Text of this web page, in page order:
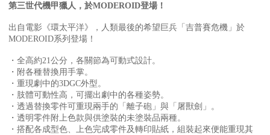
第三世代機甲獵人，於MODEROID登場！
出自電影《環太平洋》，人類最後的希望巨兵「吉普賽危機」於
MODEROID系列登場！
・全高約21公分，各關節為可動式設計。
・附各種替換用手掌。
・重現劇中的3DGC外型。
・肢體可動性高，可擺出劇中的各種姿勢。
・透過替換零件可重現兩手的「離子砲」與「屠獸劍」。
・透明零件附上色款與供塗裝的未塗裝品兩種。
・搭配各成型色、上色完成零件及轉印貼紙，組裝起來便能重現其